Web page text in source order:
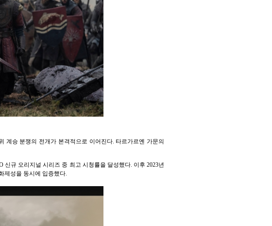
계승 분쟁의 전개가 본격적으로 이어진다. 타르가르옌 가문의
규 오리지널 시리즈 중 최고 시청률을 달성했다. 이후 2023년
제성을 동시에 입증했다.